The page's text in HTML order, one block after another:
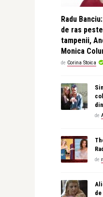
Radu
de ras
tampenii,
Monica
de Corina Stoica
de
de
de